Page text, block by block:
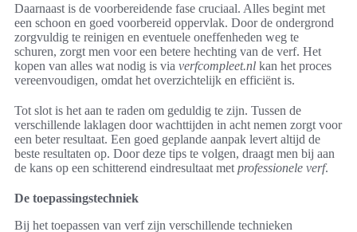
Daarnaast is de voorbereidende fase cruciaal. Alles begint met
een schoon en goed voorbereid oppervlak. Door de ondergrond
zorgvuldig te reinigen en eventuele oneffenheden weg te
schuren, zorgt men voor een betere hechting van de verf. Het
kopen van alles wat nodig is via verfcompleet.nl kan het proces
vereenvoudigen, omdat het overzichtelijk en efficiënt is.
Tot slot is het aan te raden om geduldig te zijn. Tussen de
verschillende laklagen door wachttijden in acht nemen zorgt voor
een beter resultaat. Een goed geplande aanpak levert altijd de
beste resultaten op. Door deze tips te volgen, draagt men bij aan
de kans op een schitterend eindresultaat met professionele verf.
De toepassingstechniek
Bij het toepassen van verf zijn verschillende technieken